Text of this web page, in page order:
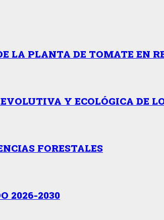
LA PLANTA DE TOMATE EN
Y ECOLÓGICA DE
FORESTALES
2026-2030